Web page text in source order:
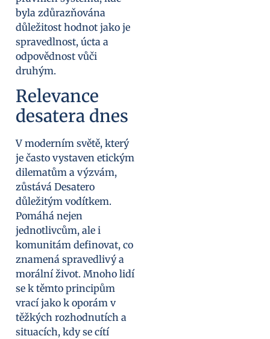
byla zdůrazňována
důležitost hodnot jako je
spravedlnost, úcta a
odpovědnost vůči
druhým.
Relevance
desatera dnes
V moderním světě, který
je často vystaven etickým
dilematům a výzvám,
zůstává Desatero
důležitým vodítkem.
Pomáhá nejen
jednotlivcům, ale i
komunitám definovat, co
znamená spravedlivý a
morální život. Mnoho lidí
se k těmto principům
vrací jako k oporám v
těžkých rozhodnutích a
situacích, kdy se cítí